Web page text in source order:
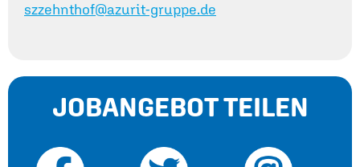
szzehnthof@azurit-gruppe.de
JOBANGEBOT TEILEN